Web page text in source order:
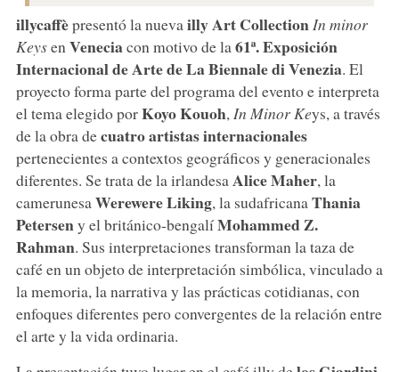
illycaffèpresentó la nueva illy Art Collection In minor
Keysen Veneciacon motivo de la 61ª. Exposición
Internacional de Arte de La Biennale di Venezia. El
proyecto forma parte del programa del evento e interpreta
el tema elegido porKoyoKouoh, In Minor Keys, a través
de la obra decuatro artistas internacionales
pertenecientes a contextos geográficos y generacionales
diferentes. Se trata de la irlandesa AliceMaher, la
camerunesa WerewereLiking, la sudafricana Thania
Peterseny el británico-bengalíMohammed Z.
Rahman. Sus interpretaciones transforman la taza de
café en un objeto de interpretación simbólica, vinculado a
la memoria, la narrativa y las prácticas cotidianas, con
enfoques diferentes pero convergentes de la relación entre
el arte y la vida ordinaria.